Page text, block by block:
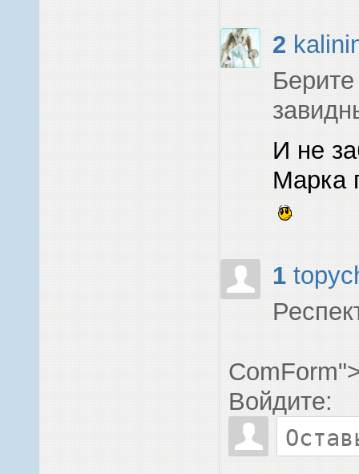
2
И не
Марка
1
Войдите: